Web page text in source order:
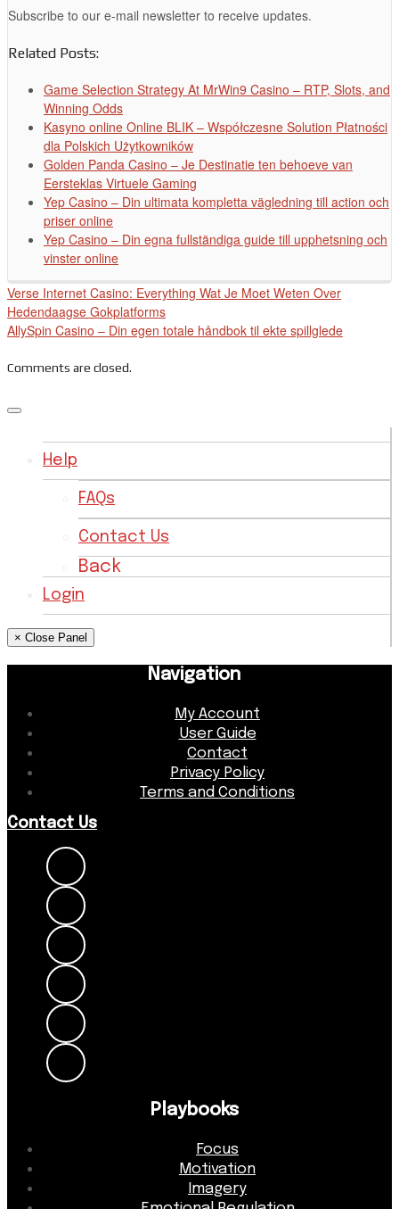
Subscribe to our e-mail newsletter to receive updates.
Related Posts:
Game Selection Strategy At MrWin9 Casino – RTP, Slots, and
Winning Odds
Kasyno online Online BLIK – Współczesne Solution Płatności
dla Polskich Użytkowników
Golden Panda Casino – Je Destinatie ten behoeve van
Eersteklas Virtuele Gaming
Yep Casino – Din ultimata kompletta vägledning till action och
priser online
Yep Casino – Din egna fullständiga guide till upphetsning och
vinster online
Verse Internet Casino: Everything Wat Je Moet Weten Over
Hedendaagse Gokplatforms
AllySpin Casino – Din egen totale håndbok til ekte spillglede
Comments are closed.
Help
FAQs
Contact Us
Back
Login
× Close Panel
Navigation
My Account
User Guide
Contact
Privacy Policy
Terms and Conditions
Contact Us
Playbooks
Focus
Motivation
Imagery